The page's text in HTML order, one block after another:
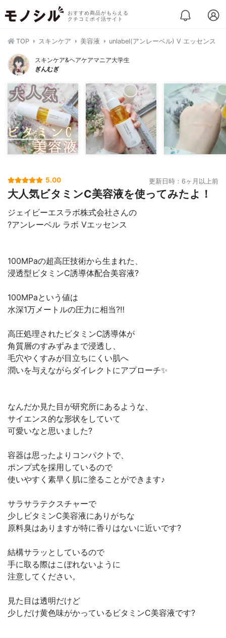
おすすめ商品がもらえる
クチコミポイ活サイト
TOP スキンケア 美容液 unlabel(アンレーベル) V エッセンス
スキンケア&ヘアケアマニア大学生
ぎんむぎ
5.00 更新日時：6ヶ月以上前
大人気ビタミンC美容液を使ってみたよ！
ジェイビーエスラボ株式会社さんの
?アンレーベル ラボ Vエッセンス
100MPaの超高圧技術から生まれた、
浸透型ビタミンC誘導体配合美容液?
100MPaという値は
水深1万メートルの圧力に相当?‼️
高圧処理されたビタミンC誘導体が
角質層のすみずみまで浸透し、
毛穴やくすみが目立ちにくい肌へ
潤いを与えながらダイレクトにアプローチ✨
なんだか見た目が研究所にあるような、
サイエンス的な形状をしていて
可愛いなと思いました?
容器は思ったよりコンパクトで、
ポンプ式を採用しているので
使いやすく素早く肌に塗ることができます♪
サラサラテクスチャーで
少しビタミンC美容液にありがちな
原料臭はありますが特に香りはないに近いです?
結構サラッとしているので
手に取る際はこぼれないように
注意してください。
見た目は透明だけど
少しだけ黄色味がかっているビタミンC美容液です?